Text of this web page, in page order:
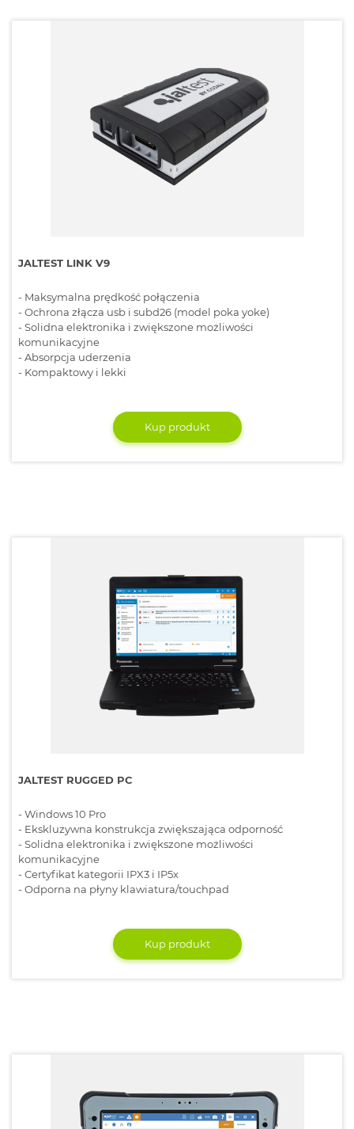
JALTEST LINK V9
- Maksymalna prędkość połączenia
- Ochrona złącza usb i subd26 (model poka yoke)
- Solidna elektronika i zwiększone możliwości
komunikacyjne
- Absorpcja uderzenia
- Kompaktowy i lekki
Kup produkt
JALTEST RUGGED PC
- Windows 10 Pro
- Ekskluzywna konstrukcja zwiększająca odporność
- Solidna elektronika i zwiększone możliwości
komunikacyjne
- Certyfikat kategorii IPX3 i IP5x
- Odporna na płyny klawiatura/touchpad
Kup produkt